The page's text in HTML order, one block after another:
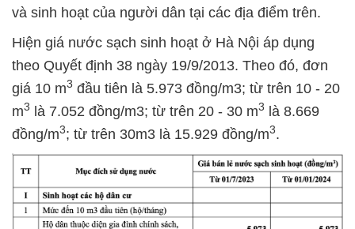
và sinh hoạt của người dân tại các địa điểm trên.
Hiện giá nước sạch sinh hoạt ở Hà Nội áp dụng
theo Quyết định 38 ngày 19/9/2013. Theo đó, đơn
giá 10 m3 đầu tiên là 5.973 đồng/m3; từ trên 10 - 20
m3 là 7.052 đồng/m3; từ trên 20 - 30 m3
là 8.669
đồng/m3; từ trên 30m3 là 15.929 đồng/m3.